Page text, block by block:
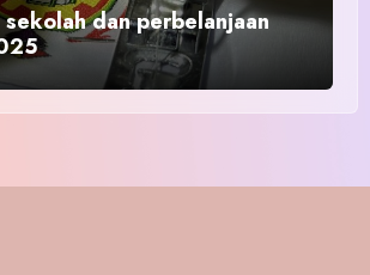
sekolah dan perbelanjaan